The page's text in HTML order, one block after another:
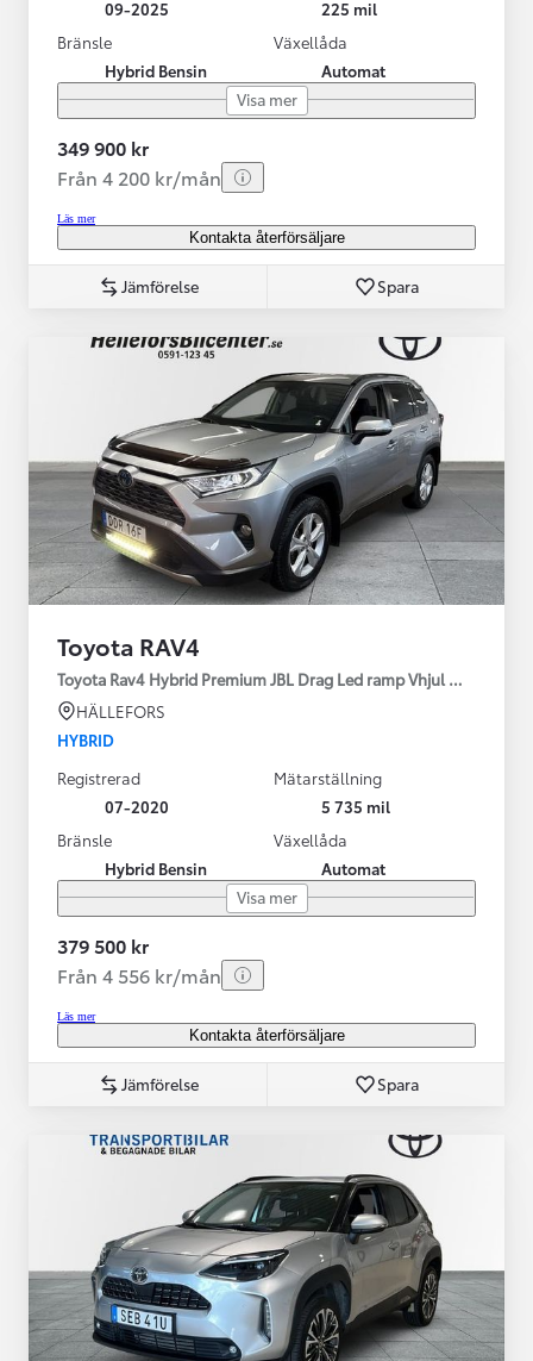
09-2025
225 mil
Bränsle
Hybrid Bensin
Växellåda
Automat
Visa mer
349 900 kr
Från 4 200 kr/mån
Läs mer
Kontakta återförsäljare
Jämförelse Spara
Toyota RAV4
Toyota Rav4 Hybrid Premium JBL Drag Led ramp Vhjul motorv
HÄLLEFORS
HYBRID
Registrerad
07-2020
Mätarställning
5 735 mil
Bränsle
Hybrid Bensin
Växellåda
Automat
Visa mer
379 500 kr
Från 4 556 kr/mån
Läs mer
Kontakta återförsäljare
Jämförelse Spara